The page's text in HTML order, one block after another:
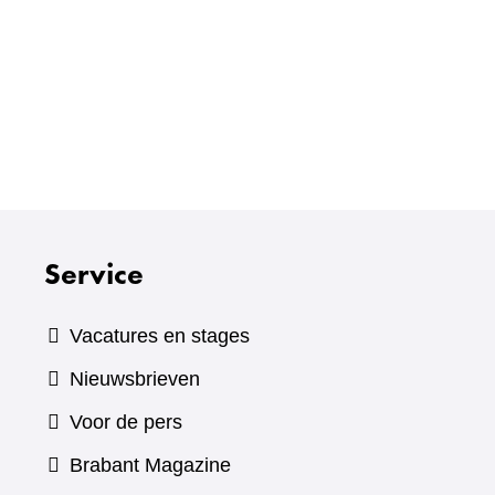
Service
Vacatures en stages
Nieuwsbrieven
Voor de pers
Brabant Magazine(verwijst